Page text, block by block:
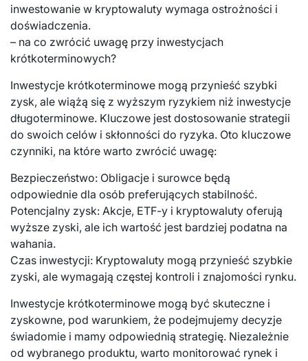
inwestowanie w kryptowaluty wymaga ostrożności i
doświadczenia.
– na co zwrócić uwagę przy inwestycjach
krótkoterminowych?
Inwestycje krótkoterminowe mogą przynieść szybki
zysk, ale wiążą się z wyższym ryzykiem niż inwestycje
długoterminowe. Kluczowe jest dostosowanie strategii
do swoich celów i skłonności do ryzyka. Oto kluczowe
czynniki, na które warto zwrócić uwagę:
Bezpieczeństwo: Obligacje i surowce będą
odpowiednie dla osób preferujących stabilność.
Potencjalny zysk: Akcje, ETF-y i kryptowaluty oferują
wyższe zyski, ale ich wartość jest bardziej podatna na
wahania.
Czas inwestycji: Kryptowaluty mogą przynieść szybkie
zyski, ale wymagają częstej kontroli i znajomości rynku.
Inwestycje krótkoterminowe mogą być skuteczne i
zyskowne, pod warunkiem, że podejmujemy decyzje
świadomie i mamy odpowiednią strategię. Niezależnie
od wybranego produktu, warto monitorować rynek i